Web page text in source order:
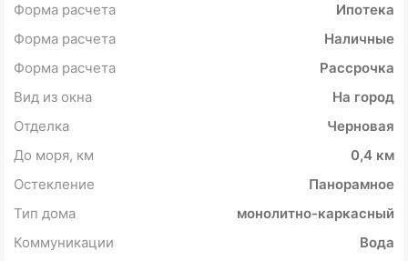
Форма расчета
Ипотека
Форма расчета
Наличные
Форма расчета
Рассрочка
Вид из окна
На город
Отделка
Черновая
До моря, км
0,4 км
Остекление
Панорамное
Тип дома
монолитно-каркасный
Коммуникации
Вода